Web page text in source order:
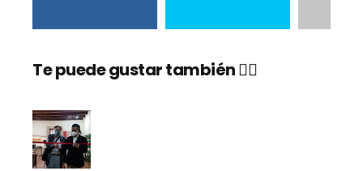
Te puede gustar también 👇🏼